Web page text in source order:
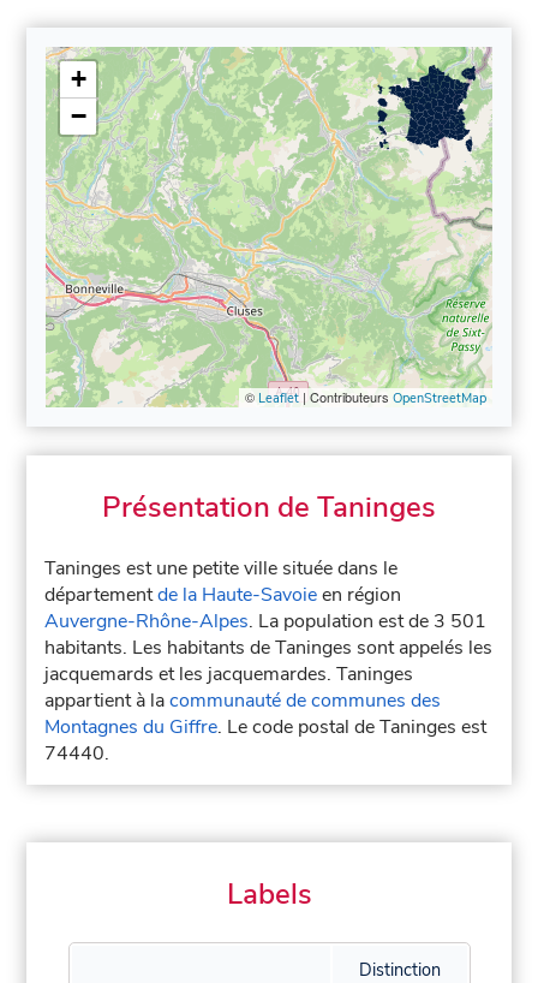
+
−
© Leaflet| Contributeurs OpenStreetMap
Présentation de Taninges
Taninges est une petite ville située dans le
départementde la Haute-Savoieen région
Auvergne-Rhône-Alpes. La population est de 3 501
habitants. Les habitants de Taninges sont appelés les
jacquemards et les jacquemardes. Taninges
appartient à lacommunauté de communes des
Montagnes du Giffre. Le code postal de Taninges est
74440.
Labels
Distinction